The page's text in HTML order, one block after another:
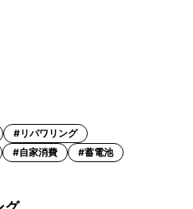
#リパワリング
#自家消費
#蓄電池